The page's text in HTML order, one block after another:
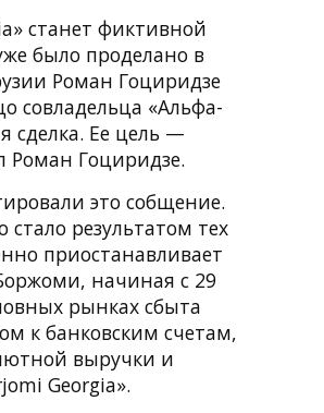
станет фиктивной
было проделано в
Роман Гоциридзе
совладельца «Альфа-
сделка. Ее цель —
Роман Гоциридзе.
это собщение.
стало результатом тех
приостанавливает
начиная с 29
рынках сбыта
к банковским счетам,
выручки и
Georgia».